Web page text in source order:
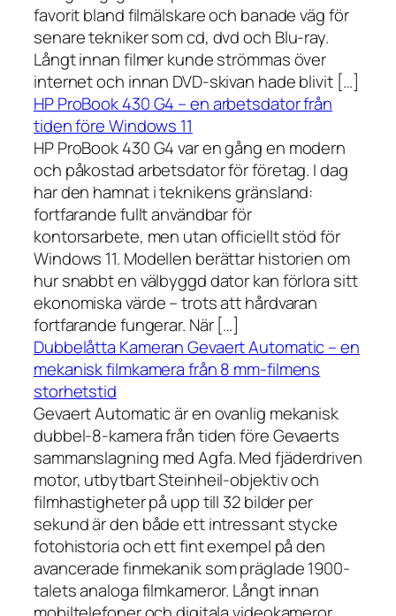
favorit bland filmälskare och banade väg för
senare tekniker som cd, dvd och Blu-ray.
Långt innan filmer kunde strömmas över
internet och innan DVD-skivan hade blivit […]
HP ProBook 430 G4 – en arbetsdator från
tiden före Windows 11
HP ProBook 430 G4 var en gång en modern
och påkostad arbetsdator för företag. I dag
har den hamnat i teknikens gränsland:
fortfarande fullt användbar för
kontorsarbete, men utan officiellt stöd för
Windows 11. Modellen berättar historien om
hur snabbt en välbyggd dator kan förlora sitt
ekonomiska värde – trots att hårdvaran
fortfarande fungerar. När […]
Dubbelåtta Kameran Gevaert Automatic – en
mekanisk filmkamera från 8 mm-filmens
storhetstid
Gevaert Automatic är en ovanlig mekanisk
dubbel-8-kamera från tiden före Gevaerts
sammanslagning med Agfa. Med fjäderdriven
motor, utbytbart Steinheil-objektiv och
filmhastigheter på upp till 32 bilder per
sekund är den både ett intressant stycke
fotohistoria och ett fint exempel på den
avancerade finmekanik som präglade 1900-
talets analoga filmkameror. Långt innan